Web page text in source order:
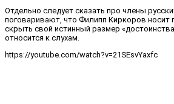
Отдельно следует сказать про члены
поговаривают, что Филипп Киркоров носит
скрыть свой истинный размер
относится к слухам.
https://youtube.com/watch?v=21SEsvYaxfc